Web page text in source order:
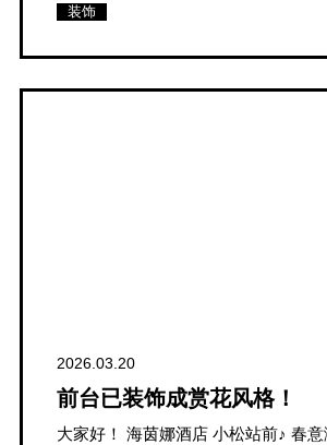
装饰
2026.03.20
前台已装饰成赏花风格！
大家好！ 海茵娜酒店 小松站前♪ 春